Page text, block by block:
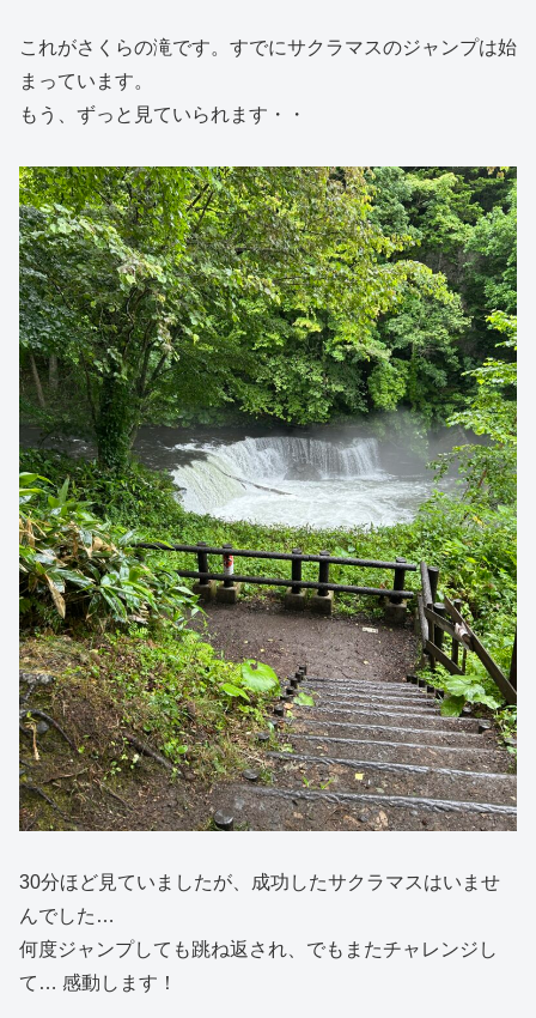
これがさくらの滝です。すでにサクラマスのジャンプは始
まっています。
もう、ずっと見ていられます・・
30分ほど見ていましたが、成功したサクラマスはいませ
んでした…
何度ジャンプしても跳ね返され、でもまたチャレンジし
て… 感動します！